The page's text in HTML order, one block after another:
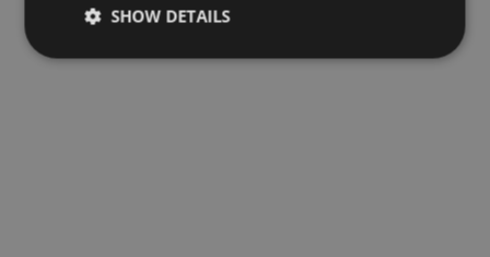
SHOW DETAILS